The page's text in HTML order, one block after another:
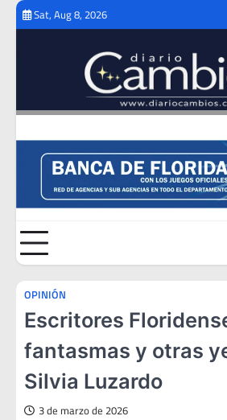
Skip
Sat, Aug 8, 2026
OPINIÓN
Escritores
fantasmas y otras
Silvia Luzardo
3 de marzo de 2026